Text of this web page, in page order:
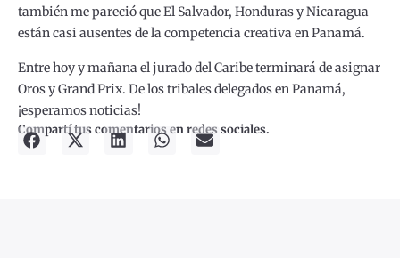
también me pareció que El Salvador, Honduras y Nicaragua
están casi ausentes de la competencia creativa en Panamá.
Entre hoy y mañana el jurado del Caribe terminará de asignar
Oros y Grand Prix. De los tribales delegados en Panamá,
¡esperamos noticias!
Compartí tus comentarios en redes sociales.